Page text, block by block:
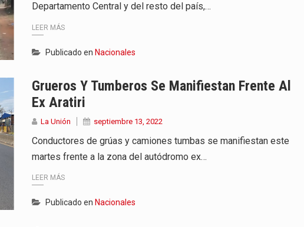
Departamento Central y del resto del país,…
LEER MÁS
Publicado en Nacionales
Grueros Y Tumberos Se Manifiestan Frente Al
Ex Aratiri
La Unión septiembre 13, 2022
Conductores de grúas y camiones tumbas se manifiestan este
martes frente a la zona del autódromo ex…
LEER MÁS
Publicado en Nacionales